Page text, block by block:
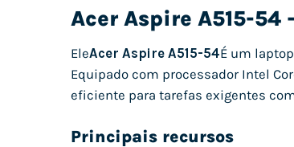
Acer Aspire A515-54
EleAcer Aspire A515-54É um
Equipado com processador Intel
eficiente para tarefas exigentes
Principais recursos